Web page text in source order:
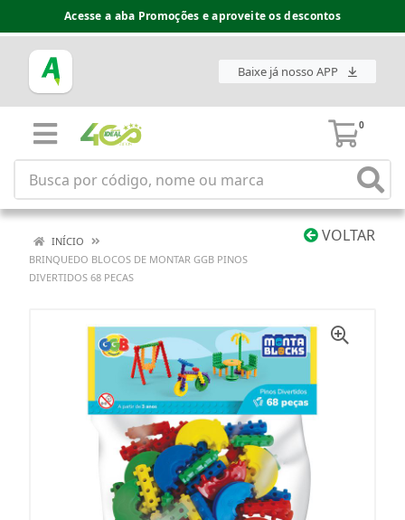
Acesse a aba Promoções e aproveite os descontos
Baixe já nosso APP
0
VOLTAR
INÍCIO
BRINQUEDO BLOCOS DE MONTAR GGB PINOS
DIVERTIDOS 68 PECAS